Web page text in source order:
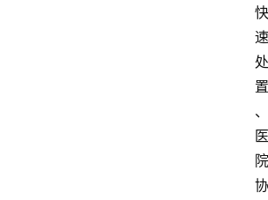
快
速
处
置
、
医
院
协